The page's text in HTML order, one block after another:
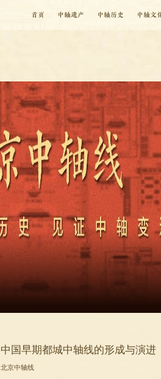
首页 中轴遗产 中轴历史 中轴文
中国早期都城中轴线的形成与演进
北京中轴线